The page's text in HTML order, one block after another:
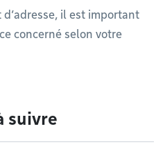
il est important
concerné selon votre
suivre